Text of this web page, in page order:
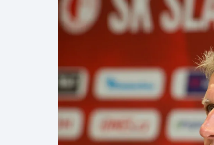
Curling
Dostihy
Futsal
Golf
Gymnastika